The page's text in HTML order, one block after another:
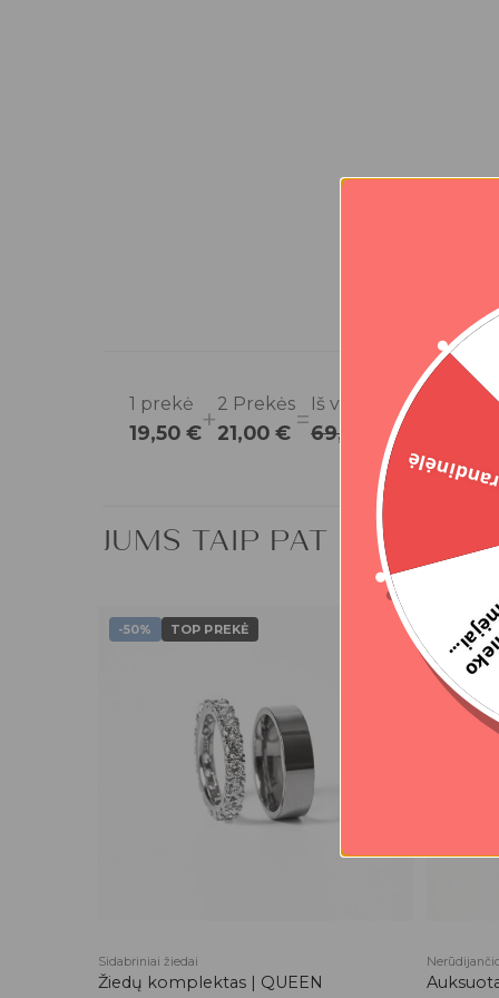
1 prekė
19,50 €+2 Prekės
21,00 € = Iš viso
69,00 € 40,50 €
JUMS TAIP PAT GALI
-50% TOP PREKĖ
Sidabriniai žiedai
Žiedų komplektas | QUEEN
-50%